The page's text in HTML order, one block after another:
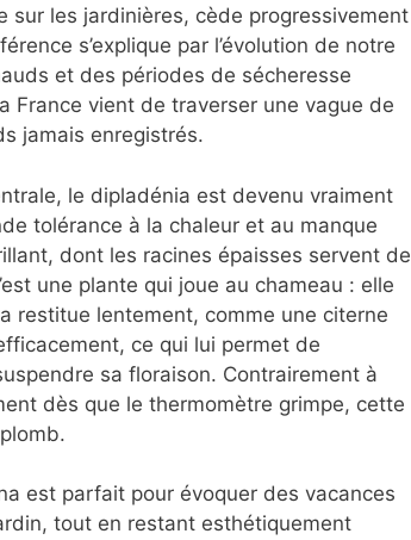
sur les jardinières, cède progressivement
s’explique par l’évolution de notre
et des périodes de sécheresse
France vient de traverser une vague de
jamais enregistrés.
le dipladénia est devenu vraiment
tolérance à la chaleur et au manque
dont les racines épaisses servent de
une plante qui joue au chameau : elle
restitue lentement, comme une citerne
ce qui lui permet de
sa floraison. Contrairement à
dès que le thermomètre grimpe, cette
est parfait pour évoquer des vacances
tout en restant esthétiquement